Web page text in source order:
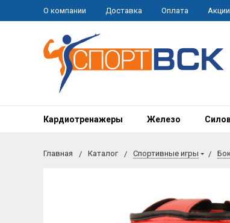
О компании Доставка Оплата Акции
Кардиотренажеры Железо
Главная Каталог Спортивные игры